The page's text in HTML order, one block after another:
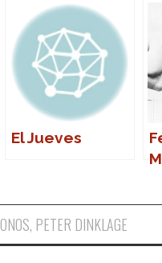
El Jueves
, PETER DINKLAGE